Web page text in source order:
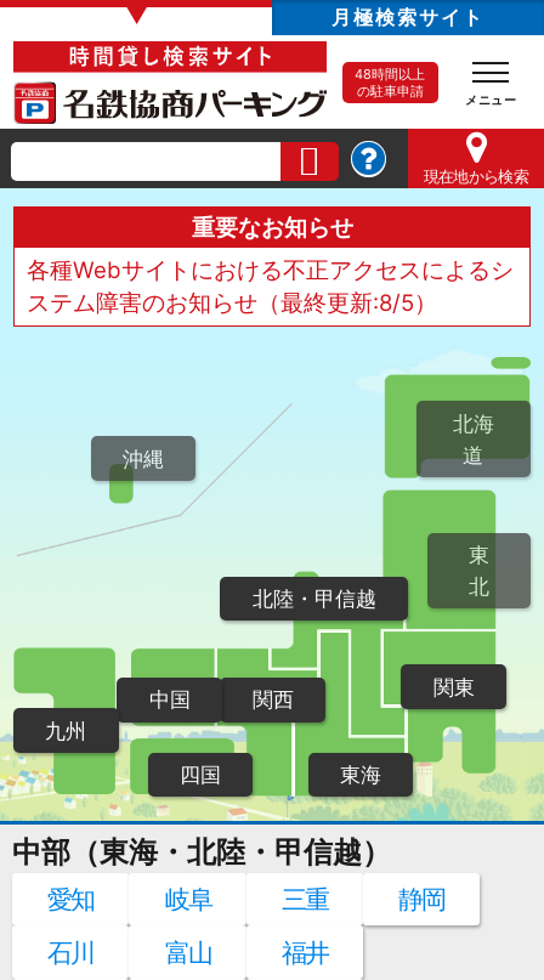
▼ 月極検索サイト
48時間以上
の駐車申請
現在地から検索
重要なお知らせ
各種Webサイトにおける不正アクセスによるシ
ステム障害のお知らせ（最終更新:8/5）
北海
道
東
北
関東
北陸・甲信越
東海
関西
中国
四国
九州
沖縄
中部（東海・北陸・甲信越）
愛知 岐阜 三重
静岡
石川
富山
福井